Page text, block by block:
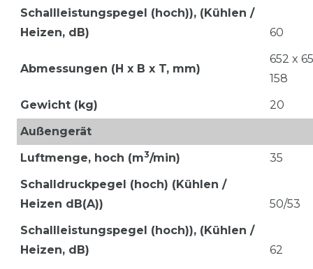
Schallleistungspegel (hoch)), (Kühlen /
Heizen, dB)
60
Abmessungen (H x B x T, mm)
652 x
158
Gewicht (kg)
20
Außengerät
Luftmenge, hoch (m3/min)
35
Schalldruckpegel (hoch) (Kühlen /
Heizen dB(A))
50/53
Schallleistungspegel (hoch)), (Kühlen /
Heizen, dB)
62